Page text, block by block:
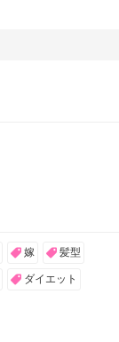
嫁 髪型
ダイエット